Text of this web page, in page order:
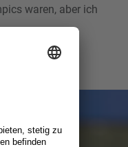
waren, aber ich